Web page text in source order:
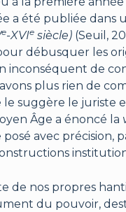
a été publiée dans
e-XVIe siècle) (Seuil,
débusquer les
inconséquent de
plus rien de
le suggère le juriste
Âge a énoncé la
avec
de nos propres
du pouvoir,